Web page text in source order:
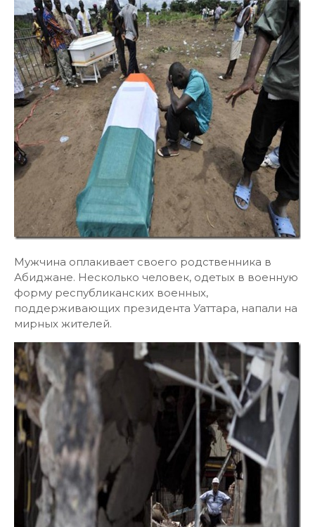
Мужчина оплакивает своего родственника в
Абиджане. Несколько человек, одетых в военную
форму республиканских военных,
поддерживающих президента Уаттара, напали на
мирных жителей.